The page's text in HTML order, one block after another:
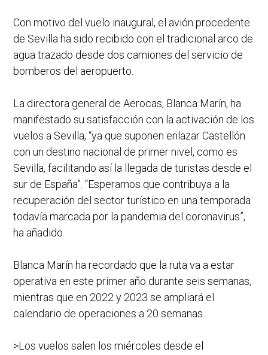
Con motivo del vuelo inaugural, el avión procedente
de Sevilla ha sido recibido con el tradicional arco de
agua trazado desde dos camiones del servicio de
bomberos del aeropuerto.
La directora general de Aerocas, Blanca Marín, ha
manifestado su satisfacción con la activación de los
vuelos a Sevilla, “ya que suponen enlazar Castellón
con un destino nacional de primer nivel, como es
Sevilla, facilitando así la llegada de turistas desde el
sur de España”. “Esperamos que contribuya a la
recuperación del sector turístico en una temporada
todavía marcada por la pandemia del coronavirus”,
ha añadido.
Blanca Marín ha recordado que la ruta va a estar
operativa en este primer año durante seis semanas,
mientras que en 2022 y 2023 se ampliará el
calendario de operaciones a 20 semanas.
>Los vuelos salen los miércoles desde el